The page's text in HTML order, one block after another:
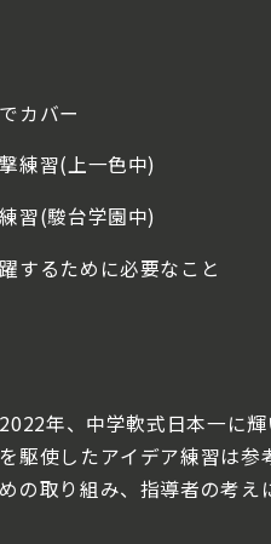
カバー
練習(上一色中)
習(駿台学園中)
するために必要なこと
年、中学軟式日本一に
駆使したアイデア練習は
の取り組み、指導者の考え